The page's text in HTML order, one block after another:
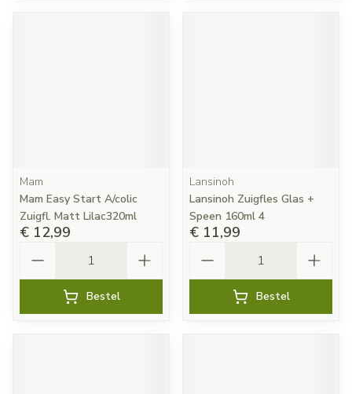
Mam
Mam Easy Start A/colic
Zuigfl. Matt Lilac320ml
€ 12,99
Bestel
Lansinoh
Lansinoh Zuigfles Glas +
Speen 160ml 4
€ 11,99
Bestel